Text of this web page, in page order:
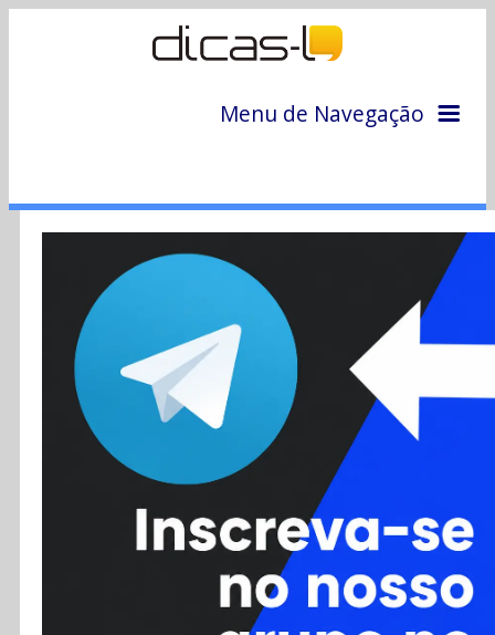
Menu de Navegação
Colunas
Colaboradores
Cursos
Enviar Dica